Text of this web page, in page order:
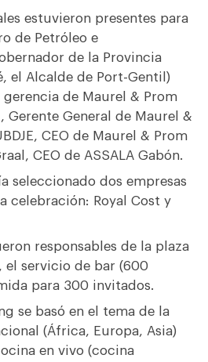
estuvieron presentes para
de Petróleo e
de la Provincia
el Alcalde de Port-Gentil)
de Maurel & Prom
Gerente General de Maurel &
CEO de Maurel & Prom
CEO de ASSALA Gabón.
seleccionado dos empresas
celebración: Royal Cost y
responsables de la plaza
el servicio de bar (600
para 300 invitados.
se basó en el tema de la
(África, Europa, Asia)
en vivo (cocina